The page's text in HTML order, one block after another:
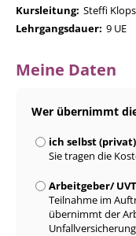
Kursleitung: Steffi
Lehrgangsdauer: 9 UE
Meine Daten
Wer übernimmt
ich selbst (privat)
Sie tragen die
Arbeitgeber/
Teilnahme im
übernimmt der